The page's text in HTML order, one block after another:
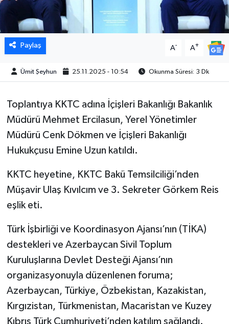
Paylaş A- A+
Ümit Şeyhun 25.11.2025 - 10:54 Okunma Süresi: 3 Dk
Toplantıya KKTC adına İçişleri Bakanlığı Bakanlık
Müdürü Mehmet Ercilasun, Yerel Yönetimler
Müdürü Cenk Dökmen ve İçişleri Bakanlığı
Hukukçusu Emine Uzun katıldı.
KKTC heyetine, KKTC Bakü Temsilciliği’nden
Müşavir Ulaş Kıvılcım ve 3. Sekreter Görkem Reis
eşlik eti.
Türk İşbirliği ve Koordinasyon Ajansı’nın (TİKA)
destekleri ve Azerbaycan Sivil Toplum
Kuruluşlarına Devlet Desteği Ajansı’nın
organizasyonuyla düzenlenen foruma;
Azerbaycan, Türkiye, Özbekistan, Kazakistan,
Kırgızistan, Türkmenistan, Macaristan ve Kuzey
Kıbrıs Türk Cumhuriyeti’nden katılım sağlandı.